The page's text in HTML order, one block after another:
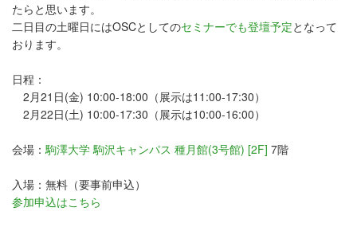
たらと思います。
二日目の土曜日にはOSCとしてのセミナーでも登壇予定となって
おります。
日程：
2月21日(金) 10:00-18:00（展示は11:00-17:30）
2月22日(土) 10:00-17:30（展示は10:00-16:00）
会場：駒澤大学 駒沢キャンパス 種月館(3号館) [2F] 7階
入場：無料（要事前申込）
参加申込はこちら